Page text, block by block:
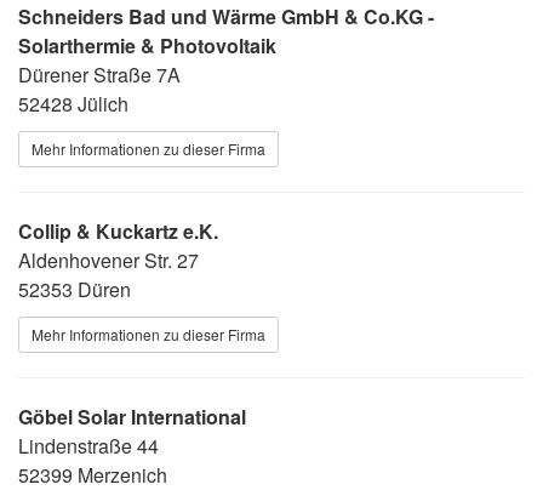
Schneiders Bad und Wärme GmbH & Co.KG -
Solarthermie & Photovoltaik
Dürener Straße 7A
52428 Jülich
Mehr Informationen zu dieser Firma
Collip & Kuckartz e.K.
Aldenhovener Str. 27
52353 Düren
Mehr Informationen zu dieser Firma
Göbel Solar International
Lindenstraße 44
52399 Merzenich